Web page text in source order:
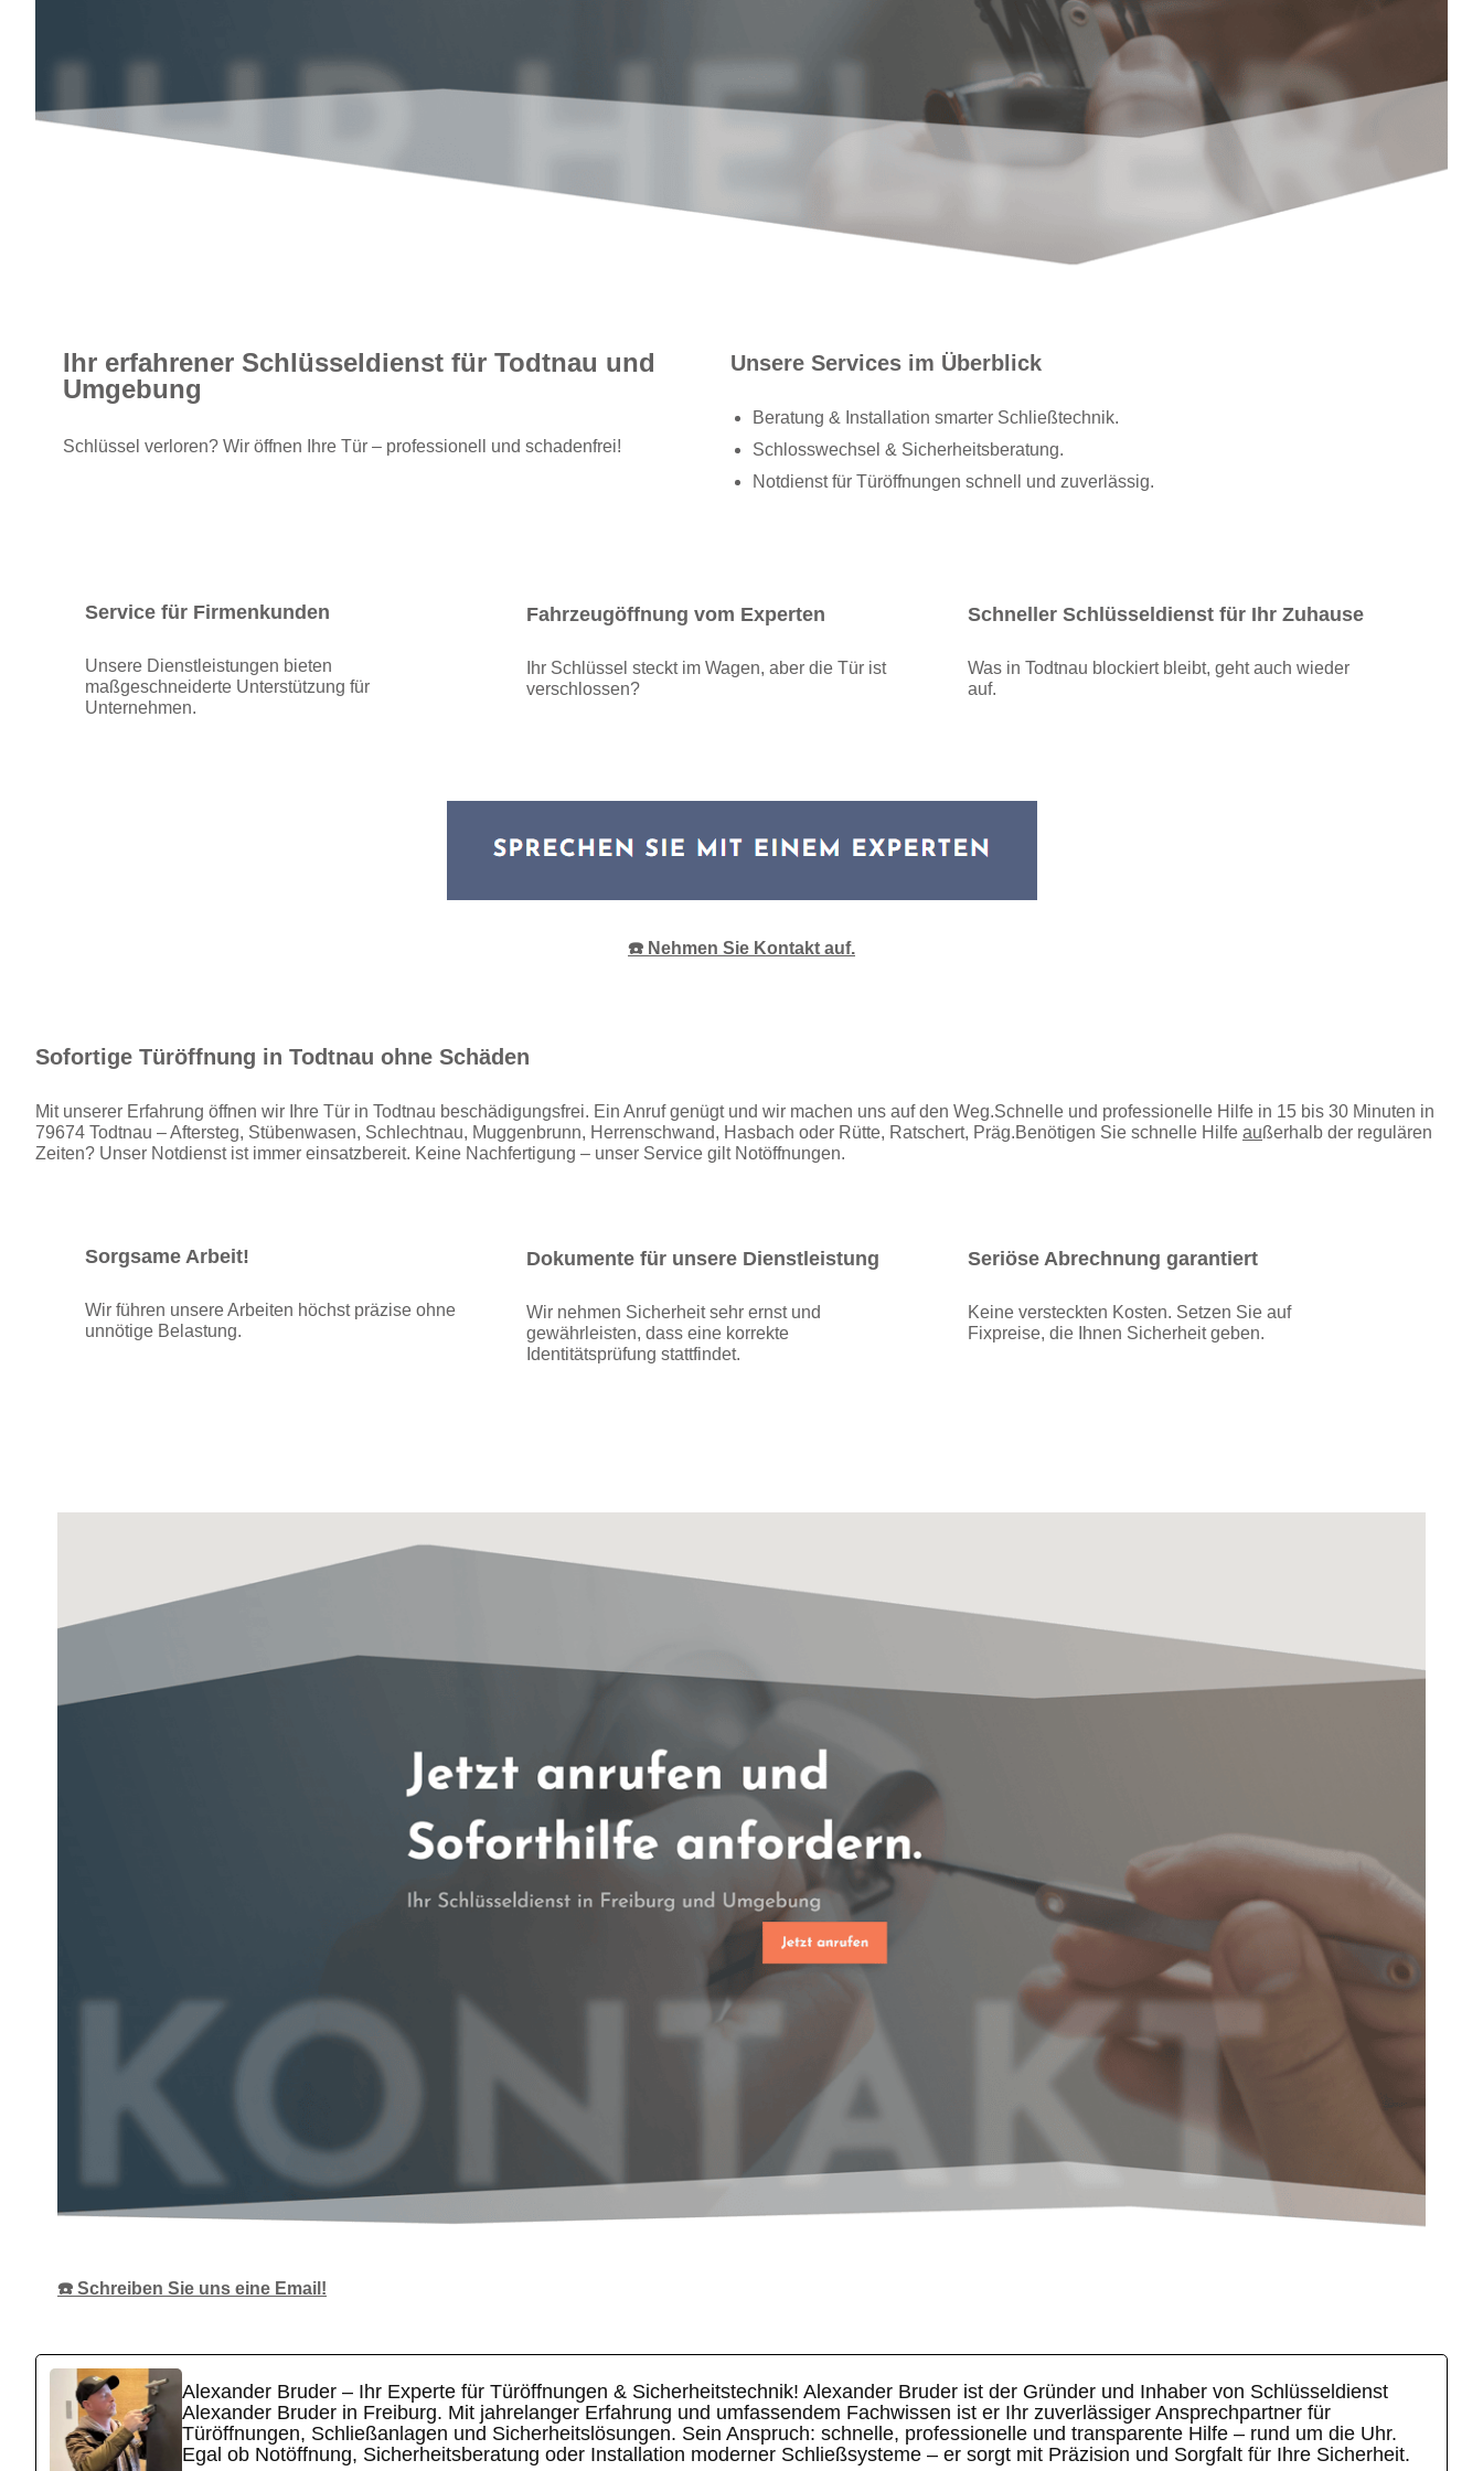
Ihr erfahrener Schlüsseldienst für Todtnau und
Umgebung
Schlüssel verloren? Wir öffnen Ihre Tür – professionell und schadenfrei!
Unsere Services im Überblick
Beratung & Installation smarter Schließtechnik.
Schlosswechsel & Sicherheitsberatung.
Notdienst für Türöffnungen schnell und zuverlässig.
Service für Firmenkunden
Unsere Dienstleistungen bieten
maßgeschneiderte Unterstützung für
Unternehmen.
Fahrzeugöffnung vom Experten
Ihr Schlüssel steckt im Wagen, aber die Tür ist
verschlossen?
Schneller Schlüsseldienst für Ihr Zuhause
Was in Todtnau blockiert bleibt, geht auch wieder
auf.
☎️ Nehmen Sie Kontakt auf.
Sofortige Türöffnung in Todtnau ohne Schäden
Mit unserer Erfahrung öffnen wir Ihre Tür in Todtnau beschädigungsfrei. Ein Anruf genügt und wir machen uns auf den Weg.Schnelle und professionelle Hilfe in 15 bis 30 Minuten in
79674 Todtnau – Aftersteg, Stübenwasen, Schlechtnau, Muggenbrunn, Herrenschwand, Hasbach oder Rütte, Ratschert, Präg.Benötigen Sie schnelle Hilfe außerhalb der regulären
Zeiten? Unser Notdienst ist immer einsatzbereit. Keine Nachfertigung – unser Service gilt Notöffnungen.
Sorgsame Arbeit!
Wir führen unsere Arbeiten höchst präzise ohne
unnötige Belastung.
Dokumente für unsere Dienstleistung
Wir nehmen Sicherheit sehr ernst und
gewährleisten, dass eine korrekte
Identitätsprüfung stattfindet.
Seriöse Abrechnung garantiert
Keine versteckten Kosten. Setzen Sie auf
Fixpreise, die Ihnen Sicherheit geben.
☎️ Schreiben Sie uns eine Email!
Alexander Bruder – Ihr Experte für Türöffnungen & Sicherheitstechnik! Alexander Bruder ist der Gründer und Inhaber von Schlüsseldienst
Alexander Bruder in Freiburg. Mit jahrelanger Erfahrung und umfassendem Fachwissen ist er Ihr zuverlässiger Ansprechpartner für
Türöffnungen, Schließanlagen und Sicherheitslösungen. Sein Anspruch: schnelle, professionelle und transparente Hilfe – rund um die Uhr.
Egal ob Notöffnung, Sicherheitsberatung oder Installation moderner Schließsysteme – er sorgt mit Präzision und Sorgfalt für Ihre Sicherheit.